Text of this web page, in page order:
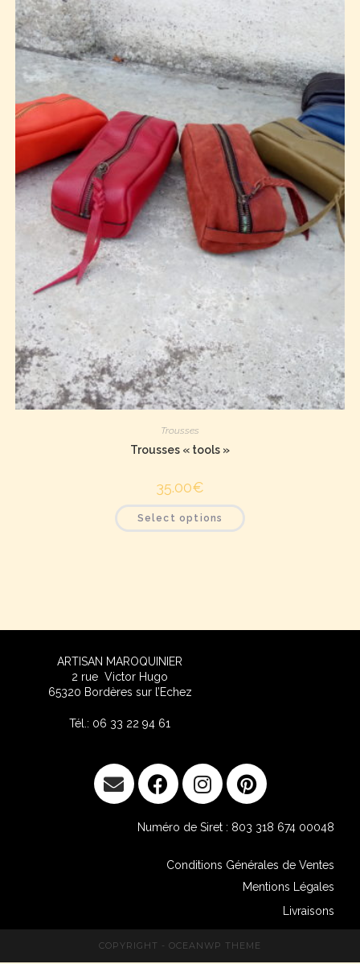
Trousses
Trousses « tools »
35.00€
Select options
ARTISAN MAROQUINIER
2 rue Victor Hugo
65320 Bordères sur l’Echez
Tél.: 06 33 22 94 61
Numéro de Siret : 803 318 674 00048
Conditions Générales de Ventes
Mentions Légales
Livraisons
COPYRIGHT - OCEANWP THEME